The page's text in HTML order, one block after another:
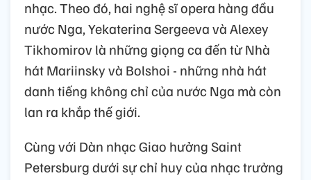
nhạc. Theo đó, hai nghệ sĩ opera hàng đầu
nước Nga, Yekaterina Sergeeva và Alexey
Tikhomirov là những giọng ca đến từ Nhà
hát Mariinsky và Bolshoi - những nhà hát
danh tiếng không chỉ của nước Nga mà còn
lan ra khắp thế giới.
Cùng với Dàn nhạc Giao hưởng Saint
Petersburg dưới sự chỉ huy của nhạc trưởng